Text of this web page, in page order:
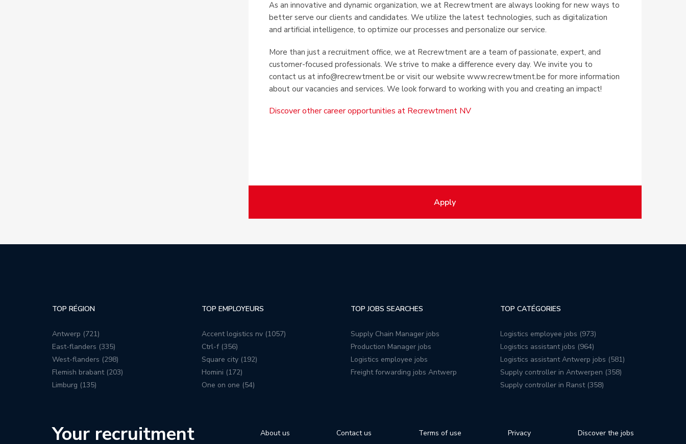
As an innovative and dynamic organization, we at Recrewtment are always looking for new ways to
better serve our clients and candidates. We utilize the latest technologies, such as digitalization
and artificial intelligence, to optimize our processes and personalize our service.
More than just a recruitment office, we at Recrewtment are a team of passionate, expert, and
customer-focused professionals. We strive to make a difference every day. We invite you to
contact us at info@recrewtment.be or visit our website www.recrewtment.be for more information
about our vacancies and services. We look forward to working with you and creating an impact!
Discover other career opportunities at Recrewtment NV
Apply
TOP RÉGION
Antwerp (721)
East-flanders (335)
West-flanders (298)
Flemish brabant (203)
Limburg (135)
TOP EMPLOYEURS
Accent logistics nv (1057)
Ctrl-f (356)
Square city (192)
Homini (172)
One on one (54)
TOP JOBS SEARCHES
Supply Chain Manager jobs
Production Manager jobs
Logistics employee jobs
Freight forwarding jobs Antwerp
TOP CATÉGORIES
Logistics employee jobs (973)
Logistics assistant jobs (964)
Logistics assistant Antwerp jobs (581)
Supply controller in Antwerpen (358)
Supply controller in Ranst (358)
About us Contact us Terms of use Privacy Discover the jobs
Your recruitment